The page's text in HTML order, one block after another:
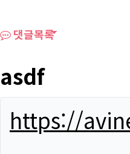
댓글목록
asdf
https://